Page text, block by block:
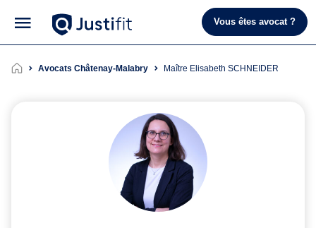
Vous êtes avocat ?
Avocats Châtenay-Malabry Maître Elisabeth SCHNEIDER